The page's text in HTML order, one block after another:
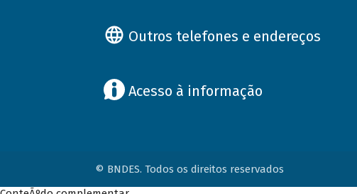
Outros telefones e endereços
Acesso à informação
© BNDES. Todos os direitos reservados